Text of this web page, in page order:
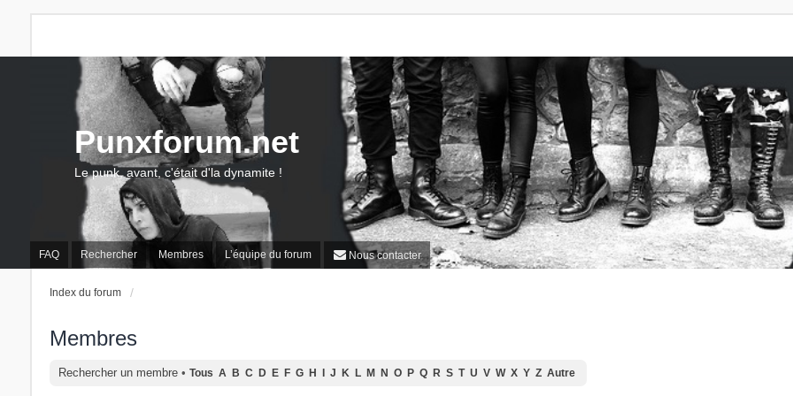
FAQ Rechercher Membres L’équipe du forum Nous contacter
Punxforum.net
Le punk, avant, c'était d'la dynamite !
Index du forum
Membres
Rechercher un membre• Tous A B C D E F G H J K L M N O P Q R S T U V W X Y Z Autre